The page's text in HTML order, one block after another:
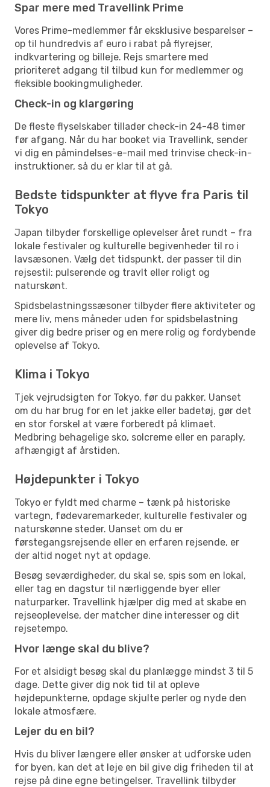
Spar mere med Travellink Prime
Vores Prime-medlemmer får eksklusive besparelser –
op til hundredvis af euro i rabat på flyrejser,
indkvartering og billeje. Rejs smartere med
prioriteret adgang til tilbud kun for medlemmer og
fleksible bookingmuligheder.
Check-in og klargøring
De fleste flyselskaber tillader check-in 24-48 timer
før afgang. Når du har booket via Travellink, sender
vi dig en påmindelses-e-mail med trinvise check-in-
instruktioner, så du er klar til at gå.
Bedste tidspunkter at flyve fra Paris til
Tokyo
Japan tilbyder forskellige oplevelser året rundt – fra
lokale festivaler og kulturelle begivenheder til ro i
lavsæsonen. Vælg det tidspunkt, der passer til din
rejsestil: pulserende og travlt eller roligt og
naturskønt.
Spidsbelastningssæsoner tilbyder flere aktiviteter og
mere liv, mens måneder uden for spidsbelastning
giver dig bedre priser og en mere rolig og fordybende
oplevelse af Tokyo.
Klima i Tokyo
Tjek vejrudsigten for Tokyo, før du pakker. Uanset
om du har brug for en let jakke eller badetøj, gør det
en stor forskel at være forberedt på klimaet.
Medbring behagelige sko, solcreme eller en paraply,
afhængigt af årstiden.
Højdepunkter i Tokyo
Tokyo er fyldt med charme – tænk på historiske
vartegn, fødevaremarkeder, kulturelle festivaler og
naturskønne steder. Uanset om du er
førstegangsrejsende eller en erfaren rejsende, er
der altid noget nyt at opdage.
Besøg seværdigheder, du skal se, spis som en lokal,
eller tag en dagstur til nærliggende byer eller
naturparker. Travellink hjælper dig med at skabe en
rejseoplevelse, der matcher dine interesser og dit
rejsetempo.
Hvor længe skal du blive?
For et alsidigt besøg skal du planlægge mindst 3 til 5
dage. Dette giver dig nok tid til at opleve
højdepunkterne, opdage skjulte perler og nyde den
lokale atmosfære.
Lejer du en bil?
Hvis du bliver længere eller ønsker at udforske uden
for byen, kan det at leje en bil give dig friheden til at
rejse på dine egne betingelser. Travellink tilbyder